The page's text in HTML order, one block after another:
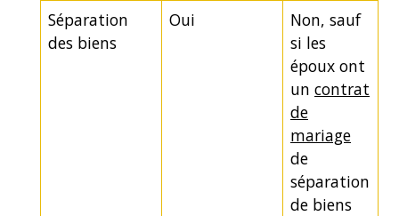
Séparation
des biens
Oui
Non, sauf
si les
époux ont
un contrat
de
mariage
de
séparation
de biens